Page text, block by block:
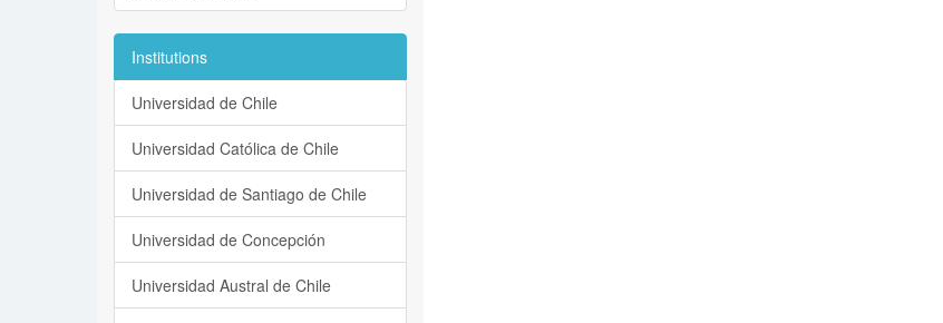
Institutions
Universidad de Chile
Universidad Católica de Chile
Universidad de Santiago de Chile
Universidad de Concepción
Universidad Austral de Chile